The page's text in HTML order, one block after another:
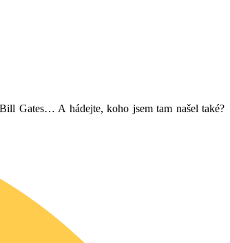
Gates… A hádejte, koho jsem tam našel také?